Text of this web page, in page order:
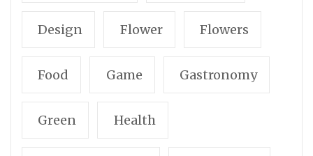
Design Flower Flowers
Food Game Gastronomy
Green Health